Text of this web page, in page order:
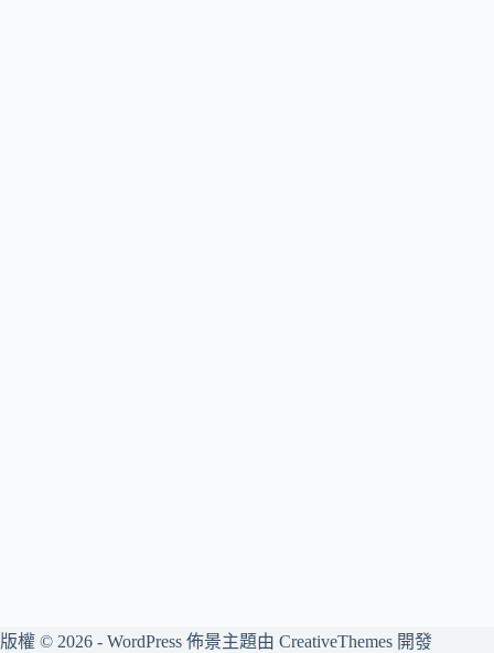
版權 © 2026 - WordPress 佈景主題由 CreativeThemes 開發